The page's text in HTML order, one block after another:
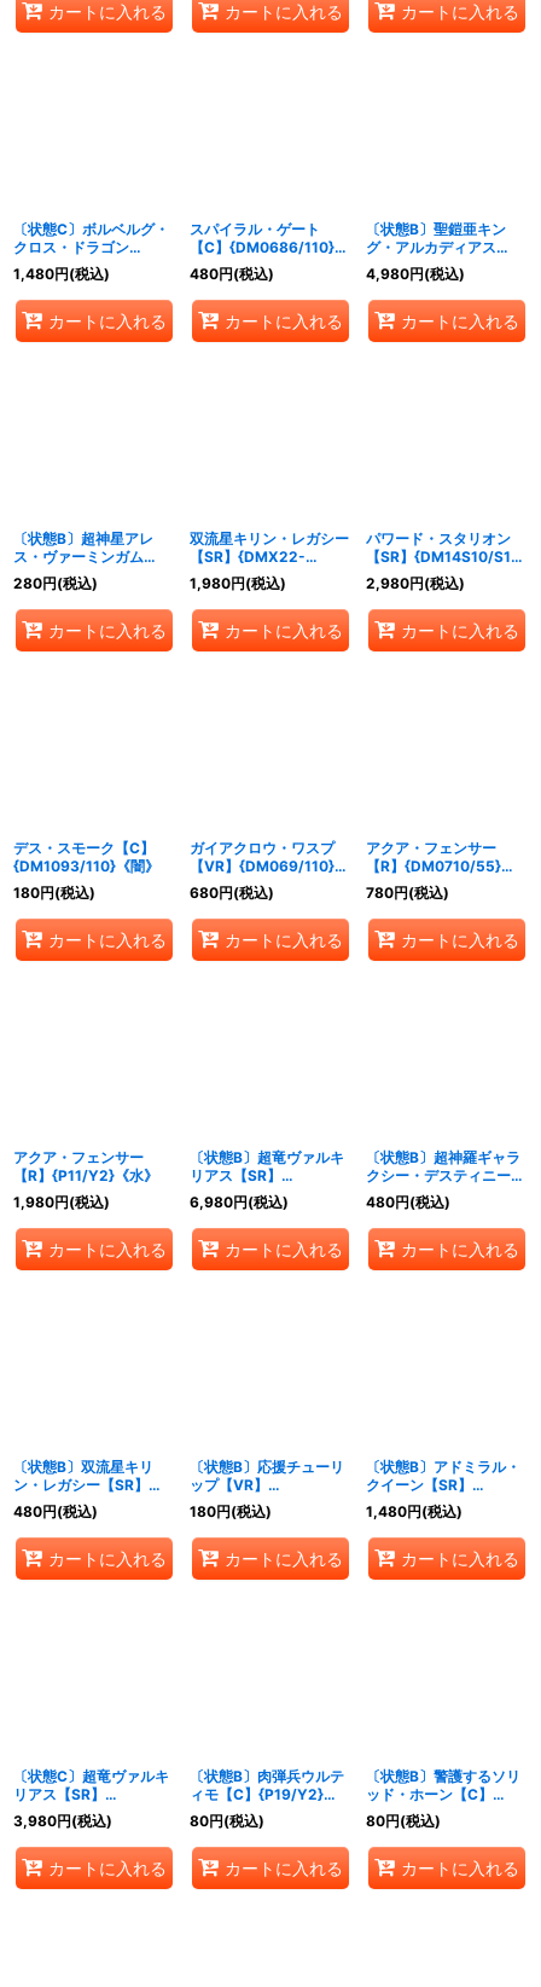
カートに入れる カートに入れる カートに入れる
〔状態C〕ボルベルグ・
クロス・ドラゴン
【SR】{DM14S7/S10}
《火》
1,480円(税込)
カートに入れる
スパイラル・ゲート
【C】{DM0686/110}
《水》
480円(税込)
カートに入れる
〔状態B〕聖鎧亜キン
グ・アルカディアス
【SR】
{DM26S3/S5/Y6}
《多》
4,980円(税込)
カートに入れる
〔状態B〕超神星アレ
ス・ヴァーミンガム
【SR】
{DMC5521/84/Y8}
《火》
280円(税込)
カートに入れる
双流星キリン・レガシー
【SR】{DMX22-
b56/???}《多》
1,980円(税込)
カートに入れる
パワード・スタリオン
【SR】{DM14S10/S10}
《自然》
2,980円(税込)
カートに入れる
デス・スモーク【C】
{DM1093/110}《闇》
180円(税込)
カートに入れる
ガイアクロウ・ワスプ
【VR】{DM069/110}
《自然》
680円(税込)
カートに入れる
アクア・フェンサー
【R】{DM0710/55}
《水》
780円(税込)
カートに入れる
アクア・フェンサー
【R】{P11/Y2}《水》
1,980円(税込)
カートに入れる
〔状態B〕超竜ヴァルキ
リアス【SR】
{DM16S4/S5}《火》
6,980円(税込)
カートに入れる
〔状態B〕超神羅ギャラ
クシー・デスティニー
【VR】
{DM355/55/Y8}《自
然》
480円(税込)
カートに入れる
〔状態B〕双流星キリ
ン・レガシー【SR】
{DMX22-b56/???}
《多》
480円(税込)
カートに入れる
〔状態B〕応援チューリ
ップ【VR】
{DM045/55}《自然》
180円(税込)
カートに入れる
〔状態B〕アドミラル・
クイーン【SR】
{DM15S2/S5}《水》
1,480円(税込)
カートに入れる
〔状態C〕超竜ヴァルキ
リアス【SR】
{DM16S4/S5}《火》
3,980円(税込)
カートに入れる
〔状態B〕肉弾兵ウルテ
ィモ【C】{P19/Y2}
《火》
80円(税込)
カートに入れる
〔状態B〕警護するソリ
ッド・ホーン【C】
{P26/Y2}《自然》
80円(税込)
カートに入れる